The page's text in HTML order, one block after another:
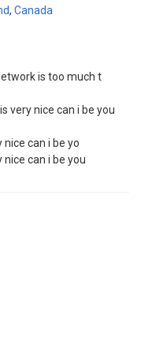
, Canada
is too much t
very nice can i be you
nice can i be yo
nice can i be you